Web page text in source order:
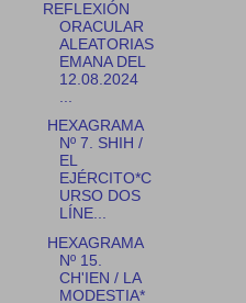
REFLEXIÓN
ORACULAR
ALEATORIAS
EMANA DEL
12.08.2024
...
HEXAGRAMA
Nº 7. SHIH /
EL
EJÉRCITO*C
URSO DOS
LÍNE...
HEXAGRAMA
Nº 15.
CH'IEN / LA
MODESTIA*